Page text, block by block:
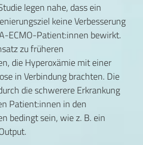
legen nahe, dass ein
keine Verbesserung
ECMO-Patient:innen bewirkt.
zu früheren
die Hyperoxämie mit einer
in Verbindung brachten. Die
die schwerere Erkrankung
Patient:innen in den
bedingt sein, wie z. B. ein